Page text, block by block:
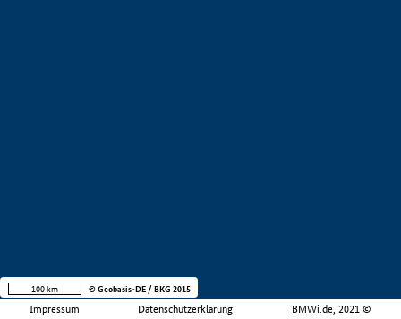
Impressum Datenschutzerklärung BMWi.de, 2021 ©
100 km © Geobasis-DE / BKG 2015